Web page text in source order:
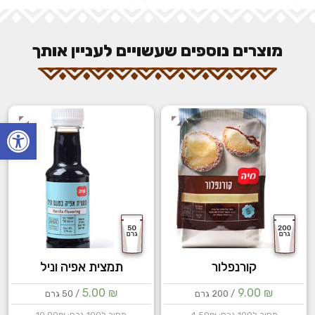
מוצרים נוספים שעשויים לעניין אותך
קורנפלור
9.00 ₪ / 200 גרם
תמצית אפיה וניל
5.00 ₪ / 50 גרם